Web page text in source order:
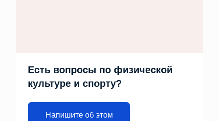
Есть вопросы по физической
культуре и спорту?
Напишите об этом